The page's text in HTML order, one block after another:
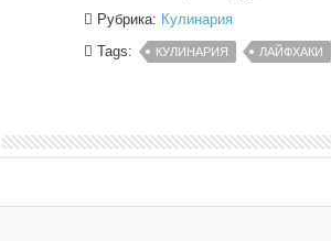
Рубрика: Кулинария
Tags:
КУЛИНАРИЯ ЛАЙФХАКИ